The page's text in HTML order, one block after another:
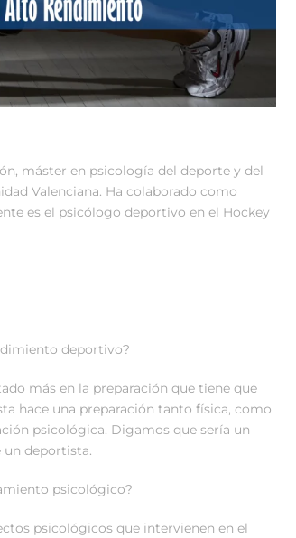
máster en psicología del deporte y del
Valenciana. Ha colaborado como
es el psicólogo deportivo en el Hockey
deportivo?
más en la preparación que tiene que
hace una preparación tanto física, como
psicológica. Digamos que sería un
un deportista.
psicológico?
psicológicos que intervienen en el